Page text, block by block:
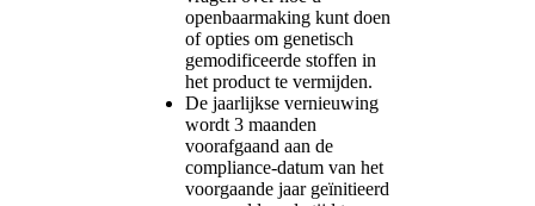
openbaarmaking kunt doen
of opties om genetisch
gemodificeerde stoffen in
het product te vermijden.
De jaarlijkse vernieuwing
wordt 3 maanden
voorafgaand aan de
compliance-datum van het
voorgaande jaar geïnitieerd